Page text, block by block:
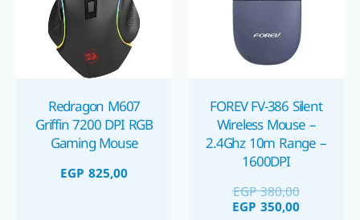
FOREV FV-386 Silent
Wireless Mouse –
2.4Ghz 10m Range –
1600DPI
EGP380,00
EGP 350,00
Redragon M607
Griffin 7200 DPI RGB
Gaming Mouse
EGP 825,00